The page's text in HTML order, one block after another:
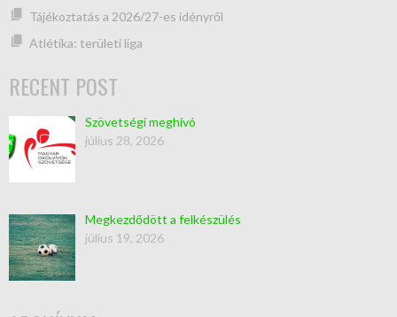
Tájékoztatás a 2026/27-es idényről
Atlétika: területi liga
RECENT POST
Szövetségi meghívó
július 28, 2026
Megkezdődött a felkészülés
július 19, 2026